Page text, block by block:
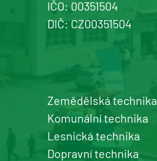
IČO: 00351504
DIČ: CZ00351504
Zemědělská technika
Komunální technika
Lesnická technika
Dopravní technika